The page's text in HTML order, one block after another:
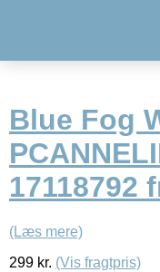
Blue Fog
17118792
(Læs mere)
299 kr. (Vis fragtpris)